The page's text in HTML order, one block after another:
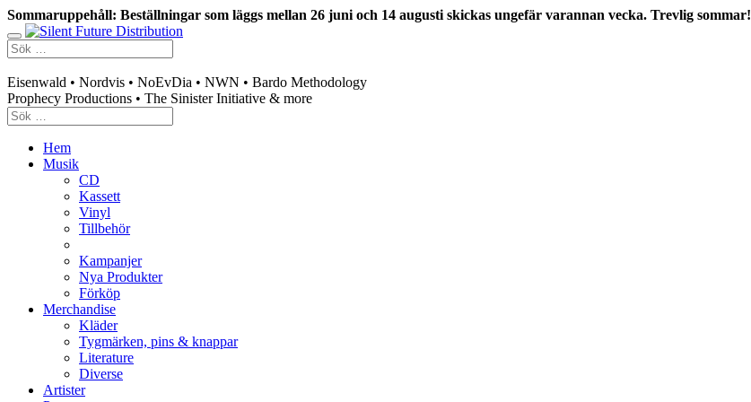
Sommaruppehåll: Beställningar som läggs mellan 26 juni och 14 augusti skickas ungefär varannan vecka. Trevlig sommar!
Eisenwald • Nordvis • NoEvDia • NWN • Bardo Methodology
Prophecy Productions • The Sinister Initiative & more
Hem
Musik
CD
Kassett
Vinyl
Tillbehör
Kampanjer
Nya Produkter
Förköp
Merchandise
Kläder
Tygmärken, pins & knappar
Literature
Diverse
Artister